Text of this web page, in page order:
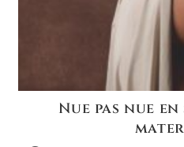
Nue pas nue